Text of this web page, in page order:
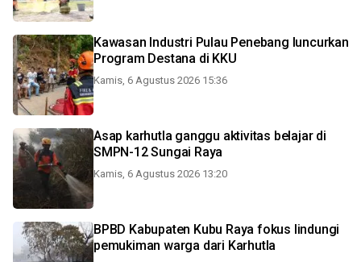
Kawasan Industri Pulau Penebang luncurkan
Program Destana di KKU
Kamis, 6 Agustus 2026 15:36
Asap karhutla ganggu aktivitas belajar di
SMPN-12 Sungai Raya
Kamis, 6 Agustus 2026 13:20
BPBD Kabupaten Kubu Raya fokus lindungi
pemukiman warga dari Karhutla